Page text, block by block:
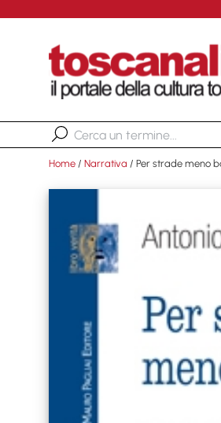
Home / Narrativa / Per strade meno